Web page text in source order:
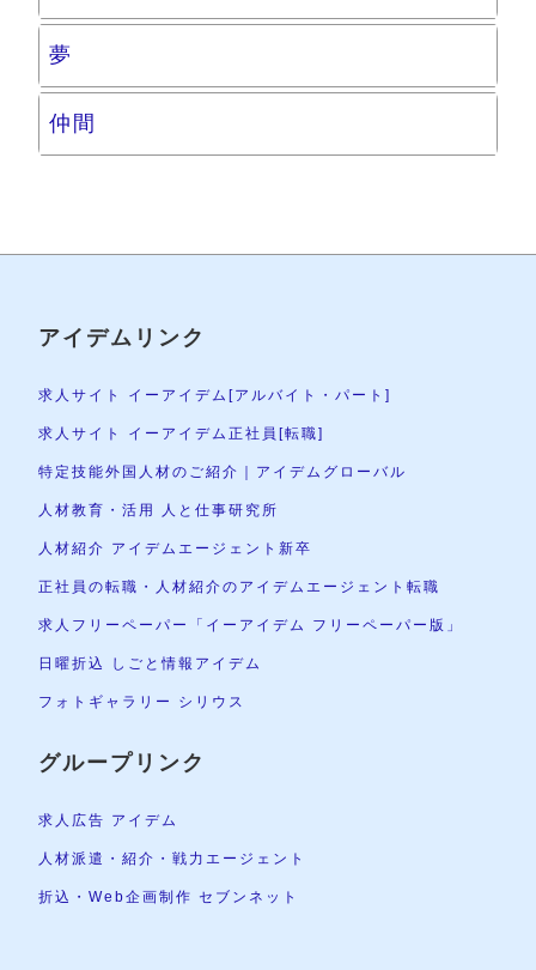
夢
仲間
アイデムリンク
求人サイト イーアイデム[アルバイト・パート]
求人サイト イーアイデム正社員[転職]
特定技能外国人材のご紹介｜アイデムグローバル
人材教育・活用 人と仕事研究所
人材紹介 アイデムエージェント新卒
正社員の転職・人材紹介のアイデムエージェント転職
求人フリーペーパー「イーアイデム フリーペーパー版」
日曜折込 しごと情報アイデム
フォトギャラリー シリウス
グループリンク
求人広告 アイデム
人材派遣・紹介・戦力エージェント
折込・Web企画制作 セブンネット